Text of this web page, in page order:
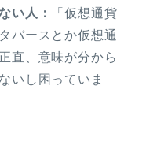
い人：
「仮想通貨
バースとか仮想通
直、意味が分から
いし困っていま